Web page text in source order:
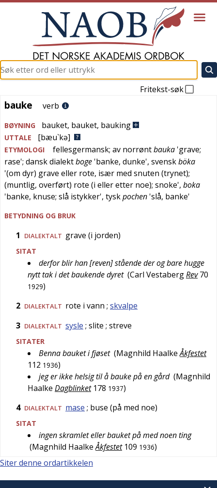
Fritekst-søk
bauke
bauke verb
BØYNING bauket, bauket, bauking
UTTALE [bæu`kə]
ETYMOLOGI fellesgermansk; av norrøntbauka 'grave;
rase'; dansk dialektboge 'banke, dunke', svenskböka
'(om dyr) grave eller rote, især med snuten (trynet);
(muntlig, overført) rote (i eller etter noe); snoke', boka
'banke, knuse; slå istykker', tyskpochen 'slå, banke'
BETYDNING OG BRUK
1 DIALEKTALT grave (i jorden)
SITAT
derfor blir han [reven] stående der og bare hugge
nytt tak i det baukende dyret (Carl VestabergRev 70
1929)
2 DIALEKTALT rote i vann ; skvalpe
3 DIALEKTALT sysle ; slite ; streve
SITATER
Benna bauket i fjøset (Magnhild Haalke Åkfestet
112 1936)
jeg er ikke helsig til å bauke på en gård (Magnhild
Haalke Dagblinket 178 1937)
4 DIALEKTALT mase ; buse (på med noe)
SITAT
ingen skramlet eller bauket på med noen ting
(Magnhild Haalke Åkfestet 109 1936)
Siter denne ordartikkelen